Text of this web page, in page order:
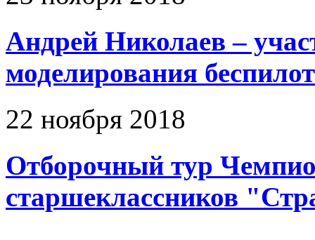
Андрей Николаев –
моделирования
22 ноября 2018
Отборочный тур
старшеклассников